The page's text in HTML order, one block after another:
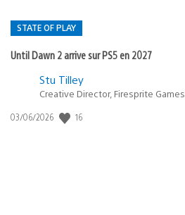
STATE OF PLAY
Until Dawn 2 arrive sur PS5 en 2027
Postée
:
Stu Tilley
Creative Director, Firesprite Games
Date
03/06/2026 16